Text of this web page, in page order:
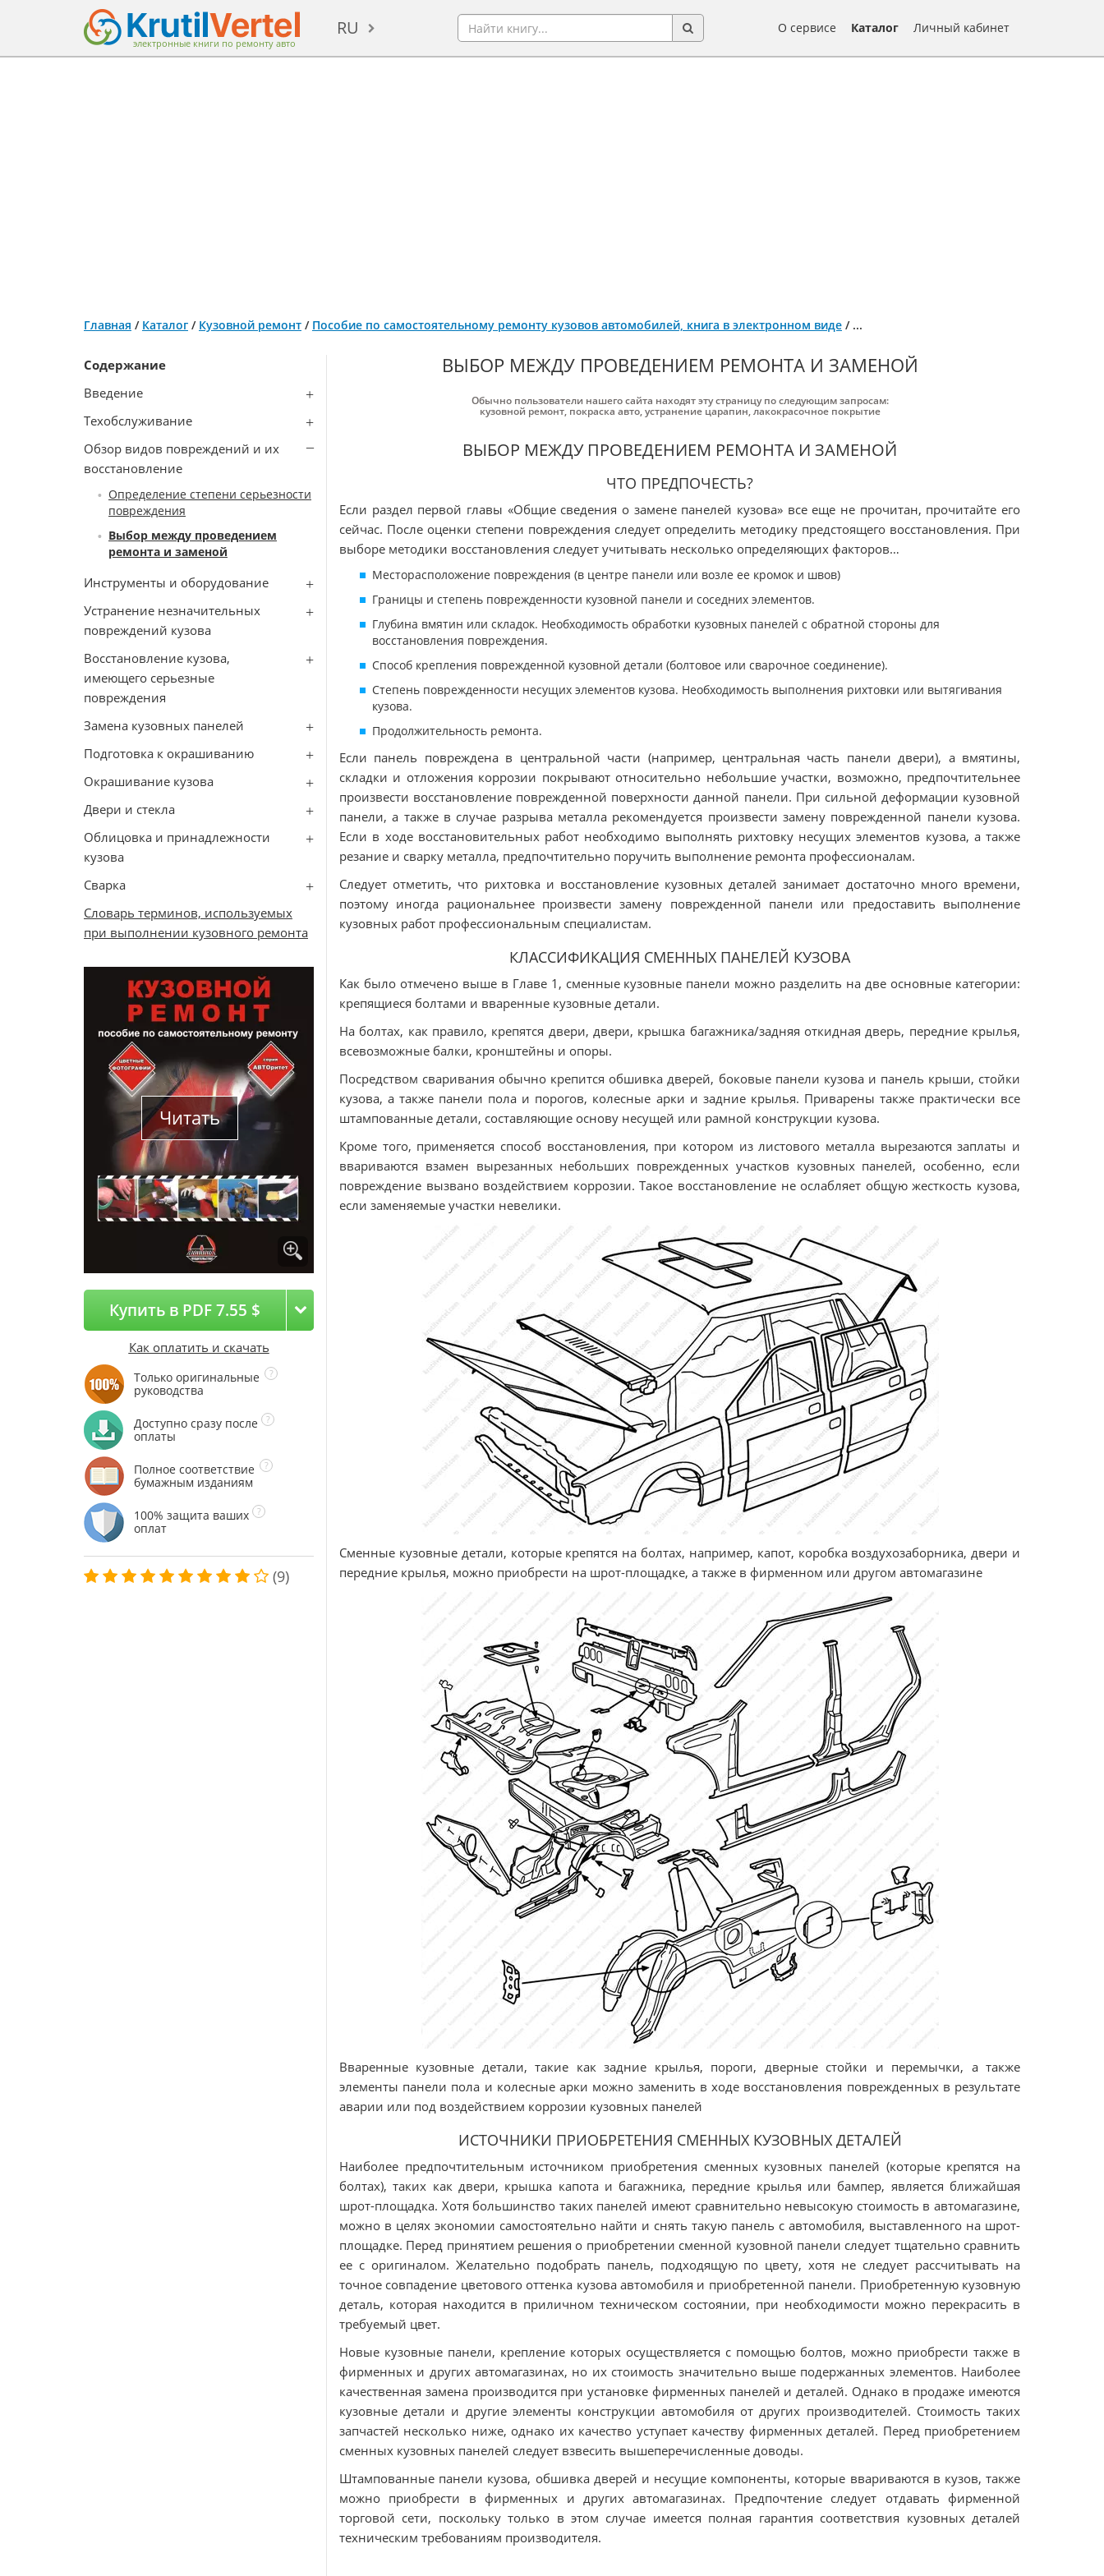
электронные книги по ремонту авто
RU О сервисе Каталог Личный кабинет
Главная / Каталог / Кузовной ремонт / Пособие по самостоятельному ремонту кузовов автомобилей, книга в электронном виде / ...
Содержание
Введение
Техобслуживание
Обзор видов повреждений и их
восстановление
Определение степени серьезности
повреждения
Выбор между проведением
ремонта и заменой
Инструменты и оборудование
Устранение незначительных
повреждений кузова
Восстановление кузова,
имеющего серьезные
повреждения
Замена кузовных панелей
Подготовка к окрашиванию
Окрашивание кузова
Двери и стекла
Облицовка и принадлежности
кузова
Сварка
Словарь терминов, используемых
при выполнении кузовного ремонта
Читать
Купить в PDF 7.55 $
Как оплатить и скачать
Только оригинальные
руководства
Доступно сразу после
оплаты
Полное соответствие
бумажным изданиям
100% защита ваших
оплат
(9)
ВЫБОР МЕЖДУ ПРОВЕДЕНИЕМ РЕМОНТА И ЗАМЕНОЙ
Обычно пользователи нашего сайта находят эту страницу по следующим запросам:
кузовной ремонт, покраска авто,устранение царапин,лакокрасочное покрытие
ВЫБОР МЕЖДУ ПРОВЕДЕНИЕМ РЕМОНТА И ЗАМЕНОЙ
ЧТО ПРЕДПОЧЕСТЬ?
Если раздел первой главы «Общие сведения о замене панелей кузова» все еще не прочитан, прочитайте его
сейчас. После оценки степени повреждения следует определить методику предстоящего восстановления. При
выборе методики восстановления следует учитывать несколько определяющих факторов…
Месторасположение повреждения (в центре панели или возле ее кромок и швов)
Границы и степень поврежденности кузовной панели и соседних элементов.
Глубина вмятин или складок. Необходимость обработки кузовных панелей с обратной стороны для
восстановления повреждения.
Способ крепления поврежденной кузовной детали (болтовое или сварочное соединение).
Степень поврежденности несущих элементов кузова. Необходимость выполнения рихтовки или вытягивания
кузова.
Продолжительность ремонта.
Если панель повреждена в центральной части (например, центральная часть панели двери), а вмятины,
складки и отложения коррозии покрывают относительно небольшие участки, возможно, предпочтительнее
произвести восстановление поврежденной поверхности данной панели. При сильной деформации кузовной
панели, а также в случае разрыва металла рекомендуется произвести замену поврежденной панели кузова.
Если в ходе восстановительных работ необходимо выполнять рихтовку несущих элементов кузова, а также
резание и сварку металла, предпочтительно поручить выполнение ремонта профессионалам.
Следует отметить, что рихтовка и восстановление кузовных деталей занимает достаточно много времени,
поэтому иногда рациональнее произвести замену поврежденной панели или предоставить выполнение
кузовных работ профессиональным специалистам.
КЛАССИФИКАЦИЯ СМЕННЫХ ПАНЕЛЕЙ КУЗОВА
Как было отмечено выше в Главе 1, сменные кузовные панели можно разделить на две основные категории:
крепящиеся болтами и вваренные кузовные детали.
На болтах, как правило, крепятся двери, двери, крышка багажника/задняя откидная дверь, передние крылья,
всевозможные балки, кронштейны и опоры.
Посредством сваривания обычно крепится обшивка дверей, боковые панели кузова и панель крыши, стойки
кузова, а также панели пола и порогов, колесные арки и задние крылья. Приварены также практически все
штампованные детали, составляющие основу несущей или рамной конструкции кузова.
Кроме того, применяется способ восстановления, при котором из листового металла вырезаются заплаты и
ввариваются взамен вырезанных небольших поврежденных участков кузовных панелей, особенно, если
повреждение вызвано воздействием коррозии. Такое восстановление не ослабляет общую жесткость кузова,
если заменяемые участки невелики.
Сменные кузовные детали, которые крепятся на болтах, например, капот, коробка воздухозаборника, двери и
передние крылья, можно приобрести на шрот-площадке, а также в фирменном или другом автомагазине
Вваренные кузовные детали, такие как задние крылья, пороги, дверные стойки и перемычки, а также
элементы панели пола и колесные арки можно заменить в ходе восстановления поврежденных в результате
аварии или под воздействием коррозии кузовных панелей
ИСТОЧНИКИ ПРИОБРЕТЕНИЯ СМЕННЫХ КУЗОВНЫХ ДЕТАЛЕЙ
Наиболее предпочтительным источником приобретения сменных кузовных панелей (которые крепятся на
болтах), таких как двери, крышка капота и багажника, передние крылья или бампер, является ближайшая
шрот-площадка. Хотя большинство таких панелей имеют сравнительно невысокую стоимость в автомагазине,
можно в целях экономии самостоятельно найти и снять такую панель с автомобиля, выставленного на шрот-
площадке. Перед принятием решения о приобретении сменной кузовной панели следует тщательно сравнить
ее с оригиналом. Желательно подобрать панель, подходящую по цвету, хотя не следует рассчитывать на
точное совпадение цветового оттенка кузова автомобиля и приобретенной панели. Приобретенную кузовную
деталь, которая находится в приличном техническом состоянии, при необходимости можно перекрасить в
требуемый цвет.
Новые кузовные панели, крепление которых осуществляется с помощью болтов, можно приобрести также в
фирменных и других автомагазинах, но их стоимость значительно выше подержанных элементов. Наиболее
качественная замена производится при установке фирменных панелей и деталей. Однако в продаже имеются
кузовные детали и другие элементы конструкции автомобиля от других производителей. Стоимость таких
запчастей несколько ниже, однако их качество уступает качеству фирменных деталей. Перед приобретением
сменных кузовных панелей следует взвесить вышеперечисленные доводы.
Штампованные панели кузова, обшивка дверей и несущие компоненты, которые ввариваются в кузов, также
можно приобрести в фирменных и других автомагазинах. Предпочтение следует отдавать фирменной
торговой сети, поскольку только в этом случае имеется полная гарантия соответствия кузовных деталей
техническим требованиям производителя.